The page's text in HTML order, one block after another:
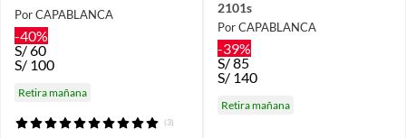
Por CAPABLANCA
-40%
S/60
S/ 100
Retira mañana
(3)
2101s
Por CAPABLANCA
-39%
S/85
S/ 140
Retira mañana